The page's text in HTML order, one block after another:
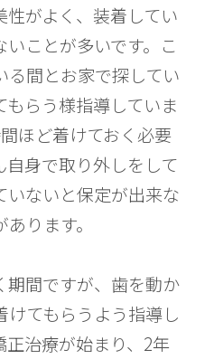
性がよく、装着してい
ことが多いです。こ
る間とお家で探してい
らう様指導していま
ほど着けておく必要
身で取り外しをして
ないと保定が出来な
ります。
期間ですが、歯を動か
けてもらうよう指導し
正治療が始まり、2年